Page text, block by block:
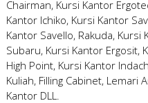
Chairman, Kursi Kantor
Kantor Ichiko, Kursi Kantor
Kantor Savello, Rakuda,
Subaru, Kursi Kantor Ergosit,
High Point, Kursi Kantor
Kuliah, Filling Cabinet, Lemari
Kantor DLL.